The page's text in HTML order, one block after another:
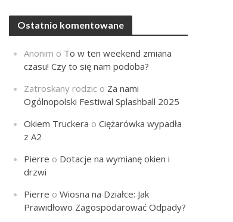
Ostatnio komentowane
Anonim o To w ten weekend zmiana
czasu! Czy to się nam podoba?
Zatroskany rodzic o Za nami
Ogólnopolski Festiwal Splashball 2025
Okiem Truckera oCiężarówka wypadła
z A2
Pierre o Dotacje na wymianę okien i
drzwi
Pierre oWiosna na Działce: Jak
Prawidłowo Zagospodarować Odpady?